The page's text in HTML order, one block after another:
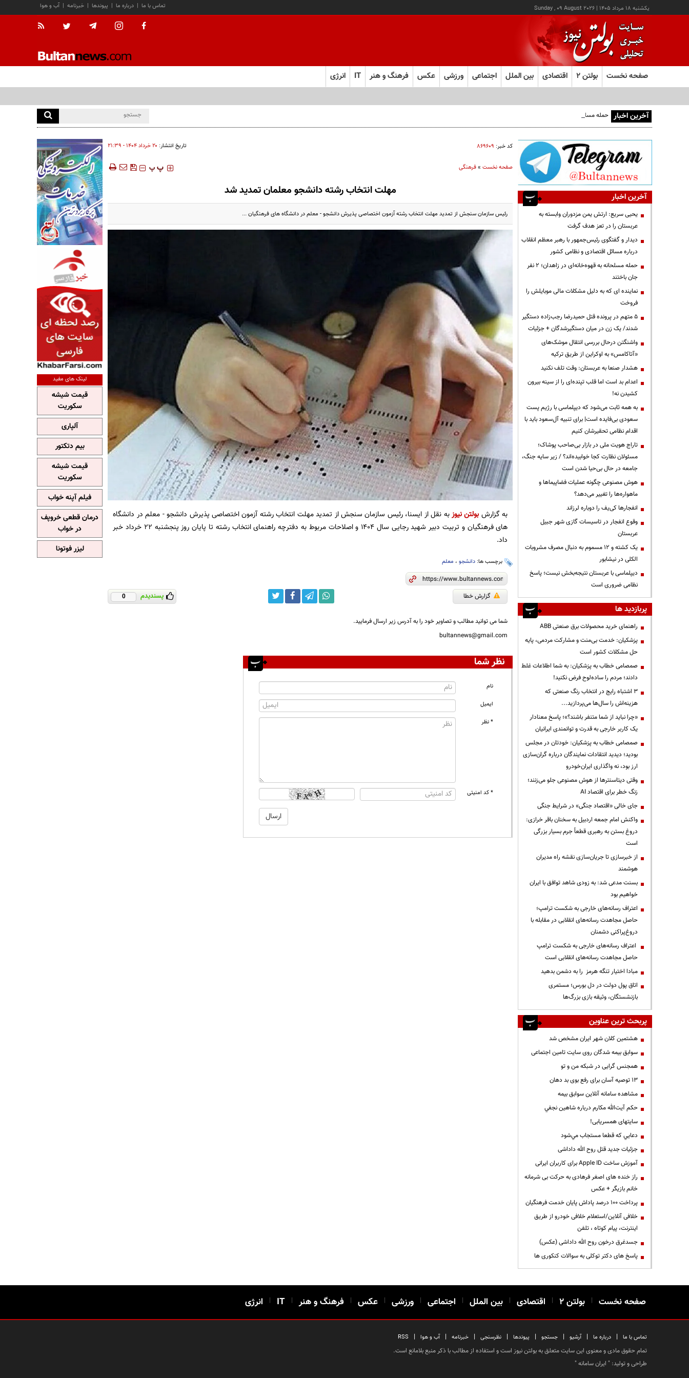
يکشنبه ۱۸ مرداد ۱۴۰۵ |
Sunday , 09 August 2026 آب و هوا | خبرنامه | پیوندها | درباره ما | تماس با ما
صفحه نخست بولتن ۲ اقتصادی بین الملل اجتماعی ورزشی عکس فرهنگ و هنر IT انرژی
آخرین اخبار حمله مسلحانه به قهوه‌خانه‌ای در زاهدان؛ ۲ نفر جان باختند
کد خبر: ۸۶۹۶۰۹ تاریخ انتشار: ۲۰ خرداد ۱۴۰۴ - ۲۱:۳۹
صفحه نخست»فرهنگی ‍‍‍ پ پ
مهلت انتخاب رشته دانشجو معلمان تمدید شد
رئیس سازمان سنجش از تمدید مهلت انتخاب رشته آزمون اختصاصی پذیرش دانشجو - معلم در دانشگاه های فرهنگیان ...
به گزارش بولتن نیوزبه نقل از ایسنا، رئیس سازمان سنجش از تمدید مهلت انتخاب رشته آزمون اختصاصی پذیرش دانشجو - معلم در دانشگاه
های فرهنگیان و تربیت دبیر شهید رجایی سال ۱۴۰۴ و اصلاحات مربوط به دفترچه راهنمای انتخاب رشته تا پایان روز پنجشنبه ۲۲ خرداد خبر
داد.
برچسب ها: دانشجو، معلم
گزارش خطا پسندیدم 0
شما می توانید مطالب و تصاویر خود را به آدرس زیر ارسال فرمایید.
bultannews@gmail.com
نظر شما
نام
ایمیل
* نظر
* کد امنیتی
آخرین اخبار
یحیی سریع: ارتش یمن مزدوران وابسته به
عربستان را در تعز هدف گرفت
دیدار و گفتگوی رئیس‌جمهور با رهبر معظم انقلاب
درباره مسائل اقتصادی و نظامی کشور
حمله مسلحانه به قهوه‌خانه‌ای در زاهدان؛ ۲ نفر
جان باختند
نماینده ای که به دلیل مشکلات مالی موبایلش را
فروخت
۵ متهم در پرونده قتل حمیدرضا رجب‌زاده دستگیر
شدند/ یک زن در میان دستگیرشدگان + جزئیات
واشنگتن درحال بررسی انتقال موشک‌های
«آتاکامس» به اوکراین از طریق ترکیه
هشدار صنعا به عربستان: وقت تلف نکنید
اعدام بد است اما قلب تپنده‌ای را از سینه بیرون
کشیدن نه!
به همه ثابت می‌شود که دیپلماسی با رژیم پست
سعودی بی‌فایده است| برای تنبیه آل‌سعود باید با
اقدام نظامی تحقیرشان کنیم
تاراج هویت ملی در بازار بی‌صاحب پوشاک؛
مسئولان نظارت کجا خوابیده‌اند؟ / زیر سایه جنگ،
جامعه در حال بی‌حیا شدن است
هوش مصنوعی چگونه عملیات فضاپیماها و
ماهواره‌ها را تغییر می‌دهد؟
انفجارها کی‌یف را دوباره لرزاند
وقوع انفجار در تاسیسات گازی شهر جبیل
عربستان
یک کشته و ۱۲ مسموم به دنبال مصرف مشروبات
الکلی در نیشابور
دیپلماسی با عربستان نتیجه‌بخش نیست؛ پاسخ
نظامی ضروری است
پربازدید ها
راهنمای خرید محصولات برق صنعتی ABB
پزشکیان: خدمت بی‌منت و مشارکت مردمی، پایه
حل مشکلات کشور است
صمصامی خطاب به پزشکیان: به شما اطلاعات غلط
دادند؛ مردم را ساده‌لوح فرض نکنید!
3 اشتباه رایج در انتخاب رنگ صنعتی که
هزینه‌اش را سال‌ها می‌پردازید...
«چرا نباید از شما متنفر باشند؟»؛ پاسخ معنادار
یک کاربر خارجی به قدرت و توانمندی ایرانیان
صمصامی خطاب به پزشکیان: خودتان در مجلس
بودید؛ دیدید انتقادات نمایندگان درباره گران‌سازی
ارز بود، نه واگذاری ایران‌خودرو
وقتی دیتاسنترها از هوش مصنوعی جلو می‌زنند؛
زنگ خطر برای اقتصاد AI
جای خالی «اقتصاد جنگی» در شرایط جنگی
واکنش امام جمعه اردبیل به سخنان باقر خرازی:
دروغ بستن به رهبری قطعاً جرم بسیار بزرگی
است
از خبرسازی تا جریان‌سازی نقشه راه مدیران
هوشمند
بسنت مدعی شد: به زودی شاهد توافق با ایران
خواهیم بود
اعتراف رسانه‌های خارجی به شکست ترامپ؛
حاصل مجاهدت رسانه‌های انقلابی در مقابله با
دروغ‌پراکنی دشمنان
اعتراف رسانه‌های خارجی به شکست ترامپ
حاصل مجاهدت رسانه‌های انقلابی است
مبادا اختیار تنگه هرمز را به دشمن بدهید
اتاق پول دولت در دل بورس؛ مستمری
بازنشستگان، وثیقه بازی بزرگ‌ها
پربحث ترین عناوین
هشتمین کلان شهر ایران مشخص شد
سوابق بیمه شدگان روی سایت تامین اجتماعی
همجنس گرایی در شبکه من و تو
13 توصیه آسان برای رفع بوی بد دهان
مشاهده سامانه آنلاين سوابق بیمه
حكم آيت‌الله مكارم درباره شاهين نجفي
سایتهای همسریابی!
دعايي كه قطعا مستجاب مي‌شود
جزئیات جدید قتل روح الله داداشی
آموزش ساخت Apple ID برای کاربران ایرانی
راز خنده های اصغر فرهادی به حرکت بی شرمانه
خانم بازیگر + عکس
پرداخت ۱۰۰ درصد پاداش پایان خدمت فرهنگیان
خلافی آنلاین/استعلام خلافی خودرو از طریق
اینترنت، پیام کوتاه ، تلفن
جسدغرق درخون روح الله داداشی (عکس)
پاسخ های دکتر توکلی به سوالات کنکوری ها
لینک های مفید
قیمت شیشه
سکوریت
آلپاری
بیم دتکتور
قیمت شیشه
سکوریت
فیلم آپنه خواب
درمان قطعی خروپف
در خواب
لیزر فوتونا
صفحه نخست | بولتن ۲ | اقتصادی | بین الملل | اجتماعی | ورزشی | عکس | فرهنگ و هنر |
IT
| انرژی
تماس با ما | درباره ما | آرشیو | جستجو | پیوندها | نظرسنجی | خبرنامه | آب و هوا |
RSS
تمام حقوق مادی و معنوی این سایت متعلق به بولتن نیوز است و استفاده از مطالب با ذکر منبع بلامانع است.
طراحی و تولید: " ایران سامانه"